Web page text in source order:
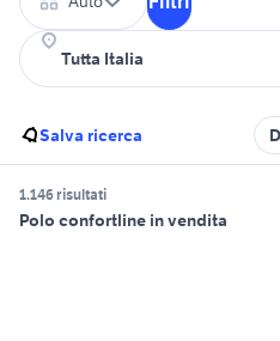
Salva ricerca
1.146 risultati
Polo confortline in vendita